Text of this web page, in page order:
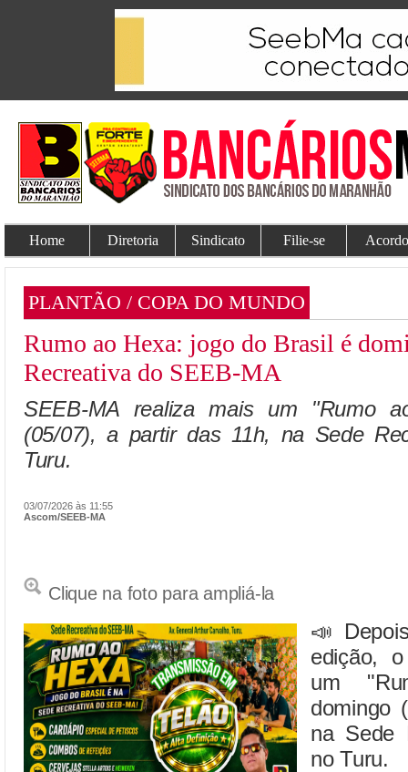
Home Diretoria Sindicato Filie-se
PLANTÃO / COPA DO MUNDO
Rumo ao Hexa: jogo do Brasil é
Recreativa do SEEB-MA
SEEB-MA realiza mais um "Rumo
(05/07), a partir das 11h, na Sede
Turu.
03/07/2026 às 11:55
Ascom/SEEB-MA
Clique na foto para ampliá-la
📣
edição,
um
domingo
na Sede
no Turu.